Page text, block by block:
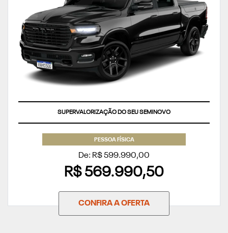
SUPERVALORIZAÇÃO DO SEU SEMINOVO
PESSOA FÍSICA
De: R$ 599.990,00
R$ 569.990,50
CONFIRA A OFERTA